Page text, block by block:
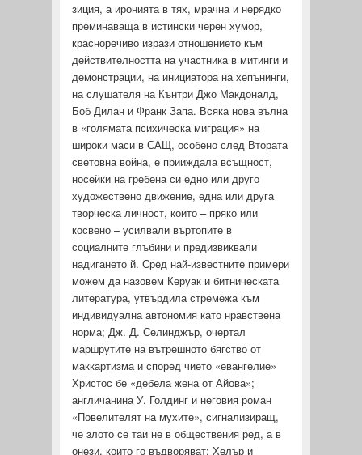
зиция, а иронията в тях, мрачна и нерядко
преминаваща в истински черен хумор,
красноречиво изрази отношението към
действителността на участника в митинги и
демонстрации, на инициатора на хепънинги,
на слушателя на Кънтри Джо Макдоналд,
Боб Дилан и Франк Запа. Всяка нова вълна
в «голя­мата психическа миграция» на
широки маси в САЩ, особено след Втората
световна война, е прииждала всъщност,
носейки на гребена си едно или друго
художествено движение, една или друга
творческа личност, които – пряко или
косвено – усил­вали въртопите в
социалните глъбини и предизвиквали
надигането й. Сред най-известните примери
можем да назовем Керуак и битническата
литература, утвърдила стремежа към
индивидуална автономия като нравствена
норма; Дж. Д. Селинджър, очертал
маршрутите на вътрешното бягство от
маккартизма и според чието «евангелие»
Христос бе «дебела жена от Айова»;
англичанина У. Голдинг и неговия роман
«Повелителят на му­хите», сигнализиращ,
че злото се таи не в обществения ред, а в
онези, които го въдворяват; Хелър и